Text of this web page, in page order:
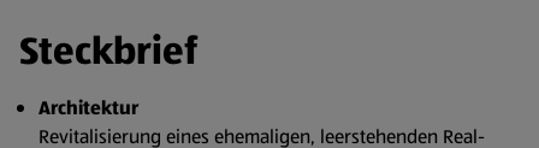
Steckbrief
Architektur
Revitalisierung eines ehemaligen, leerstehenden Real-